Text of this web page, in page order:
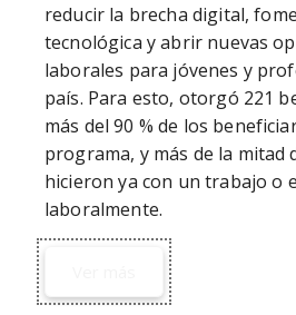
reducir la brecha digital,
tecnológica y abrir nuevas
laborales para jóvenes y
país. Para esto, otorgó 221
más del 90 % de los
programa, y más de la mitad
hicieron ya con un trabajo o
laboralmente.